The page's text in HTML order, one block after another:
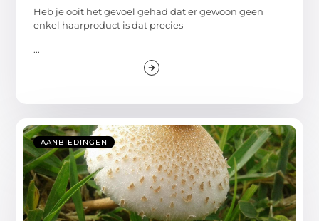
Heb je ooit het gevoel gehad dat er gewoon geen
enkel haarproduct is dat precies
...
AANBIEDINGEN